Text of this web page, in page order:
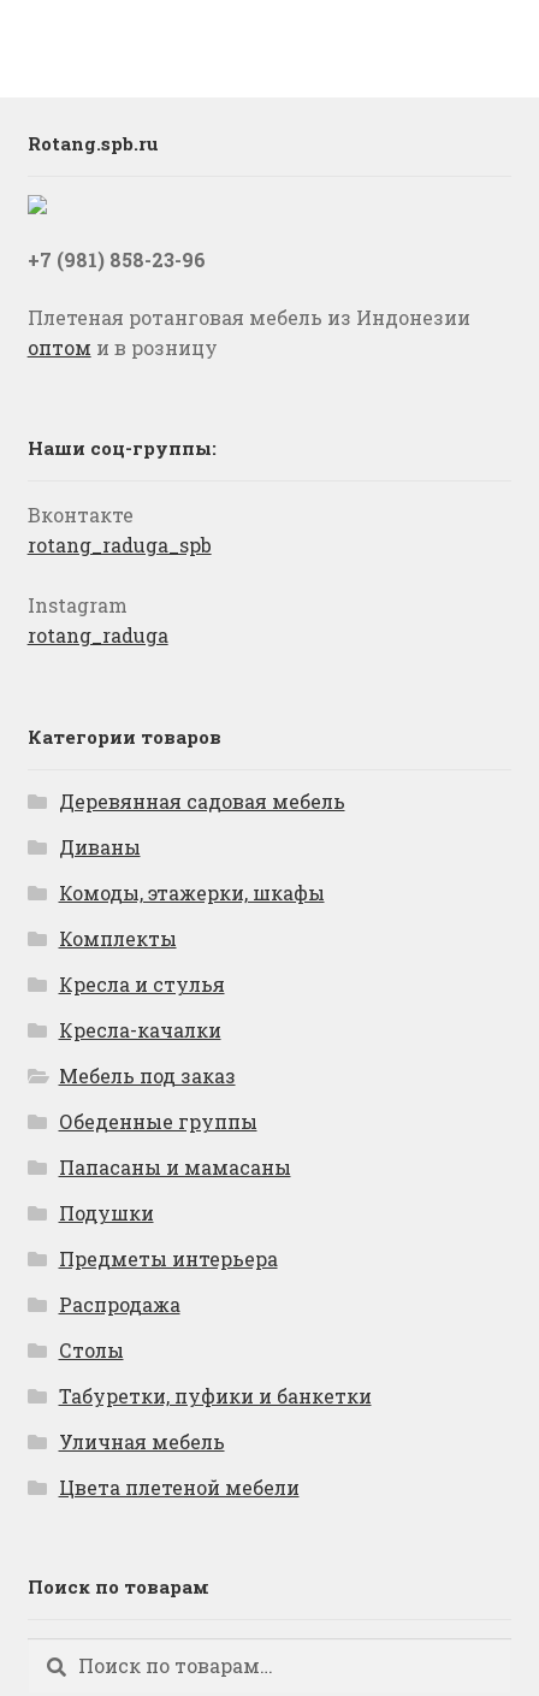
Rotang.spb.ru
+7 (981) 858-23-96
Плетеная ротанговая мебель из Индонезии
оптом и в розницу
Наши соц-группы:
Вконтакте
rotang_raduga_spb
Instagram
rotang_raduga
Категории товаров
Деревянная садовая мебель
Диваны
Комоды, этажерки, шкафы
Комплекты
Кресла и стулья
Кресла-качалки
Мебель под заказ
Обеденные группы
Папасаны и мамасаны
Подушки
Предметы интерьера
Распродажа
Столы
Табуретки, пуфики и банкетки
Уличная мебель
Цвета плетеной мебели
Поиск по товарам
Искать:
Поиск